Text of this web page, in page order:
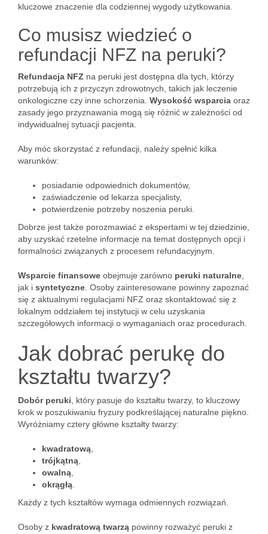
kluczowe znaczenie dla codziennej wygody użytkowania.
Co musisz wiedzieć o
refundacji NFZ na peruki?
Refundacja NFZ na peruki jest dostępna dla tych, którzy
potrzebują ich z przyczyn zdrowotnych, takich jak leczenie
onkologiczne czy inne schorzenia. Wysokość wsparcia oraz
zasady jego przyznawania mogą się różnić w zależności od
indywidualnej sytuacji pacjenta.
Aby móc skorzystać z refundacji, należy spełnić kilka
warunków:
posiadanie odpowiednich dokumentów,
zaświadczenie od lekarza specjalisty,
potwierdzenie potrzeby noszenia peruki.
Dobrze jest także porozmawiać z ekspertami w tej dziedzinie,
aby uzyskać rzetelne informacje na temat dostępnych opcji i
formalności związanych z procesem refundacyjnym.
Wsparcie finansowe obejmuje zarówno peruki naturalne
jak i syntetyczne . Osoby zainteresowane powinny zapoznać
się z aktualnymi regulacjami NFZ oraz skontaktować się z
lokalnym oddziałem tej instytucji w celu uzyskania
szczegółowych informacji o wymaganiach oraz procedurach.
Jak dobrać perukę do
kształtu twarzy?
Dobór peruki , który pasuje do kształtu twarzy, to kluczowy
krok w poszukiwaniu fryzury podkreślającej naturalne piękno.
Wyróżniamy cztery główne kształty twarzy:
kwadratową
trójkątną
owalną
okrągłą
Każdy z tych kształtów wymaga odmiennych rozwiązań.
Osoby z kwadratową twarzą powinny rozważyć peruki z